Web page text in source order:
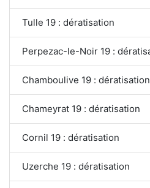
Tulle 19 : dératisation
Perpezac-le-Noir 19 :
Chamboulive 19 : dératisation
Chameyrat 19 : dératisation
Cornil 19 : dératisation
Uzerche 19 : dératisation